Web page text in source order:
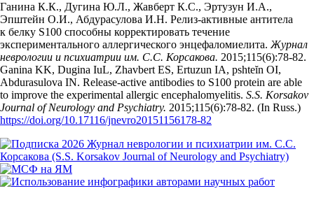
Ганина К.К., Дугина Ю.Л., Жавберт К.С., Эртузун И.А.,
Эпштейн О.И., Абдурасулова И.Н. Релиз-активные антитела
к белку S100 способны корректировать течение
экспериментального аллергического энцефаломиелита. Журнал
неврологии и психиатрии им. С.С. Корсакова. 2015;115(6):78‑82.
Ganina KK, Dugina IuL, Zhavbert ES, Ertuzun IA, pshteĭn OI,
Abdurasulova IN. Release-active antibodies to S100 protein are able
to improve the experimental allergic encephalomyelitis. S.S. Korsakov
Journal of Neurology and Psychiatry. 2015;115(6):78‑82. (In Russ.)
https://doi.org/10.17116/jnevro20151156178-82